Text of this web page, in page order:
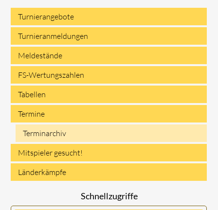
Navigation
überspringen
Turnierangebote
Turnieranmeldungen
Meldestände
FS-Wertungszahlen
Tabellen
Termine
Terminarchiv
Mitspieler gesucht!
Länderkämpfe
Schnellzugriffe